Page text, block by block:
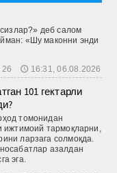
деб салом
«Шу маконни энди
26 🕔 16:31, 06.08.2026
101 гектарли
томонидан
ижтимоий тармоқларни,
ларзага солмоқда.
азалдан
эга.